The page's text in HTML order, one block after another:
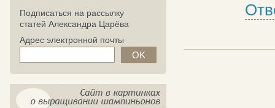
Подписаться на рассылку
статей Александра Царёва
Адрес электронной почты